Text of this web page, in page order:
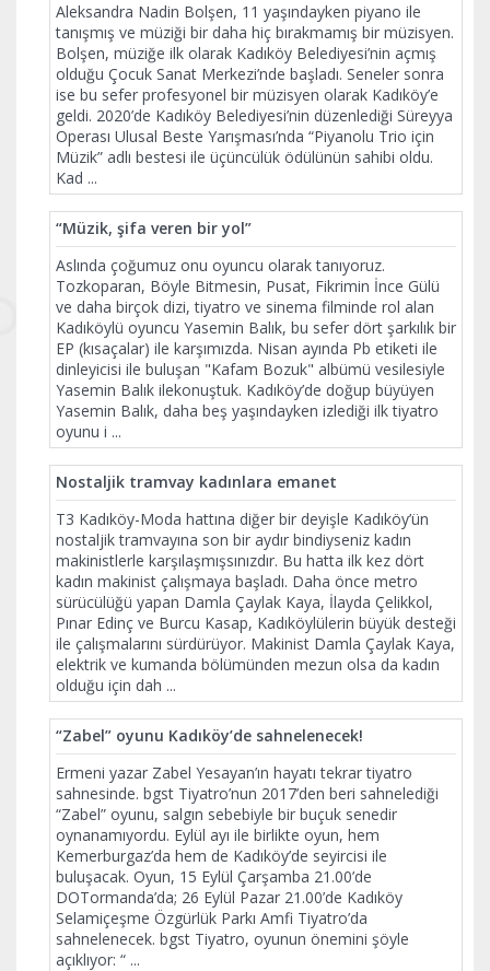
Aleksandra Nadin Bolşen, 11 yaşındayken piyano ile
tanışmış ve müziği bir daha hiç bırakmamış bir müzisyen.
Bolşen, müziğe ilk olarak Kadıköy Belediyesi’nin açmış
olduğu Çocuk Sanat Merkezi’nde başladı. Seneler sonra
ise bu sefer profesyonel bir müzisyen olarak Kadıköy’e
geldi. 2020’de Kadıköy Belediyesi’nin düzenlediği Süreyya
Operası Ulusal Beste Yarışması’nda “Piyanolu Trio için
Müzik” adlı bestesi ile üçüncülük ödülünün sahibi oldu.
Kad ...
“Müzik, şifa veren bir yol”
Aslında çoğumuz onu oyuncu olarak tanıyoruz.
Tozkoparan, Böyle Bitmesin, Pusat, Fikrimin İnce Gülü
ve daha birçok dizi, tiyatro ve sinema filminde rol alan
Kadıköylü oyuncu Yasemin Balık, bu sefer dört şarkılık bir
EP (kısaçalar) ile karşımızda. Nisan ayında Pb etiketi ile
dinleyicisi ile buluşan "Kafam Bozuk" albümü vesilesiyle
Yasemin Balık ilekonuştuk. Kadıköy’de doğup büyüyen
Yasemin Balık, daha beş yaşındayken izlediği ilk tiyatro
oyunu i ...
Nostaljik tramvay kadınlara emanet
T3 Kadıköy-Moda hattına diğer bir deyişle Kadıköy’ün
nostaljik tramvayına son bir aydır bindiyseniz kadın
makinistlerle karşılaşmışsınızdır. Bu hatta ilk kez dört
kadın makinist çalışmaya başladı. Daha önce metro
sürücülüğü yapan Damla Çaylak Kaya, İlayda Çelikkol,
Pınar Edinç ve Burcu Kasap, Kadıköylülerin büyük desteği
ile çalışmalarını sürdürüyor. Makinist Damla Çaylak Kaya,
elektrik ve kumanda bölümünden mezun olsa da kadın
olduğu için dah ...
“Zabel” oyunu Kadıköy’de sahnelenecek!
Ermeni yazar Zabel Yesayan’ın hayatı tekrar tiyatro
sahnesinde. bgst Tiyatro’nun 2017’den beri sahnelediği
“Zabel” oyunu, salgın sebebiyle bir buçuk senedir
oynanamıyordu. Eylül ayı ile birlikte oyun, hem
Kemerburgaz’da hem de Kadıköy’de seyircisi ile
buluşacak. Oyun, 15 Eylül Çarşamba 21.00’de
DOTormanda’da; 26 Eylül Pazar 21.00’de Kadıköy
Selamiçeşme Özgürlük Parkı Amfi Tiyatro’da
sahnelenecek. bgst Tiyatro, oyunun önemini şöyle
açıklıyor: “ ...